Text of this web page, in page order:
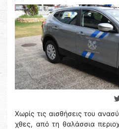
Χωρίς τις αισθήσεις του
χθες, από τη θαλάσσια